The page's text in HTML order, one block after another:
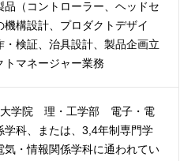
品（コントローラー、ヘッドセ
機構設計、プロダクトデザイ
・検証、治具設計、製品企画立
トマネージャー業務
大学院 理・工学部 電子・電
学科、または、3,4年制専門学
・情報関係学科に通われてい